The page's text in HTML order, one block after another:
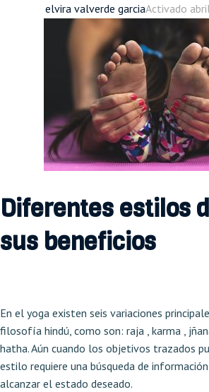
elvira valverde garciaActivado
Diferentes estilos
sus beneficios
En el yoga existen seis variaciones
filosofía hindú, como son: raja , karma ,
hatha. Aún cuando los objetivos trazados
estilo requiere una búsqueda de
alcanzar el estado deseado.